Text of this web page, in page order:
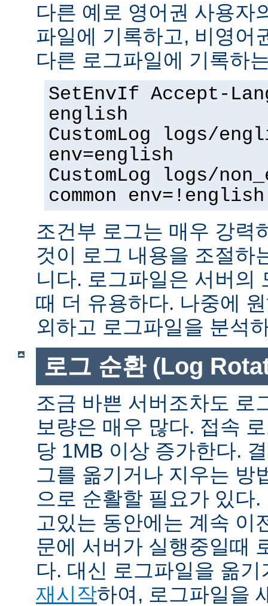
다른 예로 영어권 사용자
파일에 기록하고, 비영어
다른 로그파일에 기록하
SetEnvIf Accept-
english
CustomLog logs/
env=english
CustomLog logs/
common env=!english
조건부 로그는 매우 강력
것이 로그 내용을 조절하
니다. 로그파일은 서버의
때 더 유용하다. 나중에
외하고 로그파일을 분석
로그 순환 (Log
조금 바쁜 서버조차도 로
보량은 매우 많다. 접속
당 1MB 이상 증가한다.
그를 옮기거나 지우는 방
으로 순활할 필요가 있다
고있는 동안에는 계속 이
문에 서버가 실행중일때
다. 대신 로그파일을 옮
재시작하여, 로그파일을